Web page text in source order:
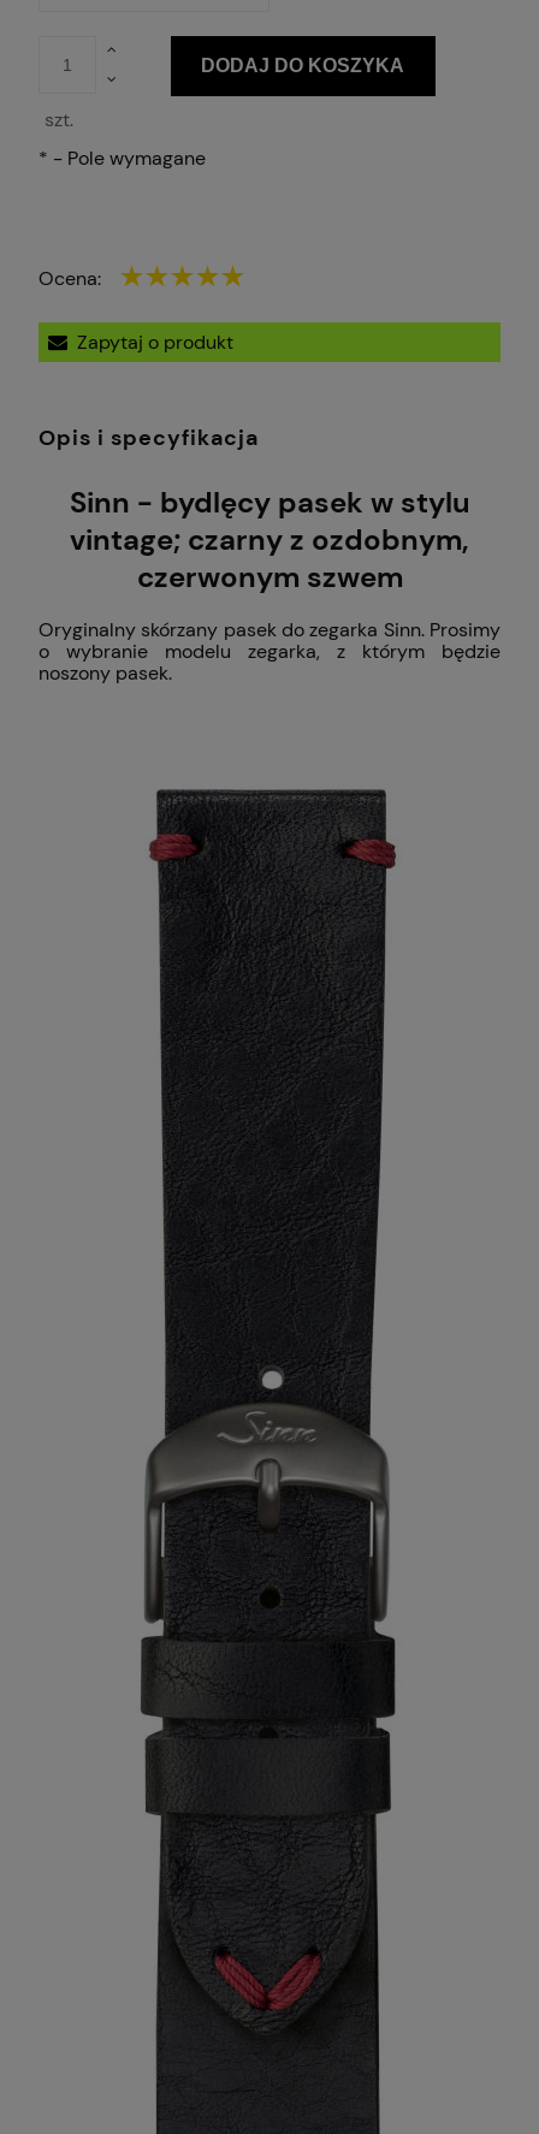
szt.
DODAJ DO KOSZYKA
* - Pole wymagane
Ocena:
Zapytaj o produkt
Opis i specyfikacja
Sinn - bydlęcy pasek w stylu
vintage; czarny z ozdobnym,
czerwonym szwem
Oryginalny skórzany pasek do zegarka Sinn. Prosimy
o wybranie modelu zegarka, z którym będzie
noszony pasek.